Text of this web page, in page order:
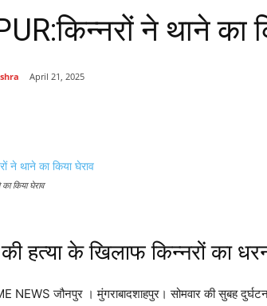
ने थाने का
April 21, 2025
किया घेराव
हत्या के खिलाफ किन्नरों का
NEWS जौनपुर । मुंगराबादशाहपुर। सोमवार की सुबह